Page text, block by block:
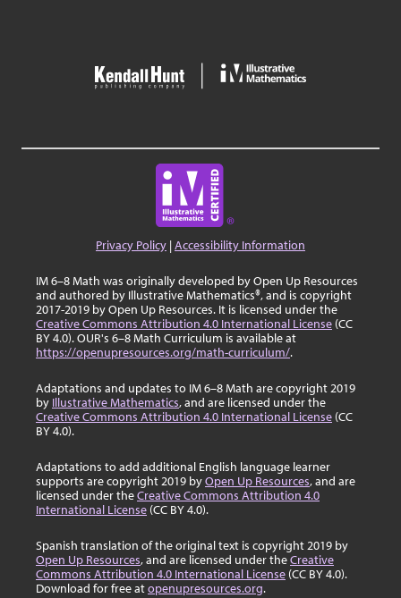
Privacy Policy |Accessibility Information
IM 6–8 Math was originally developed by Open Up Resources
and authored by Illustrative Mathematics®, and is copyright
2017-2019 by Open Up Resources. It is licensed under the
Creative Commons Attribution 4.0 International License (CC
BY 4.0). OUR's 6–8 Math Curriculum is available at
https://openupresources.org/math-curriculum/.
Adaptations and updates to IM 6–8 Math are copyright 2019
by Illustrative Mathematics, and are licensed under the
Creative Commons Attribution 4.0 International License (CC
BY 4.0).
Adaptations to add additional English language learner
supports are copyright 2019 byOpen Up Resources, and are
licensed under theCreative Commons Attribution 4.0
International License (CC BY 4.0).
Spanish translation of the original text is copyright 2019 by
Open Up Resources, and are licensed under theCreative
Commons Attribution 4.0 International License (CC BY 4.0).
Download for free atopenupresources.org.